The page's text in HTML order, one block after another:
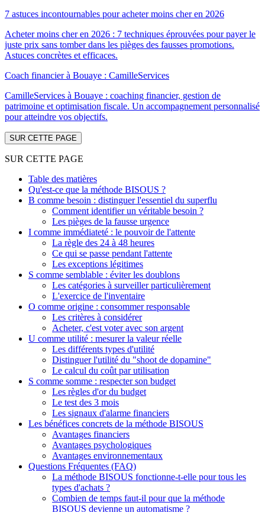
7 astuces incontournables pour acheter moins cher en 2026
Acheter moins cher en 2026 : 7 techniques éprouvées pour payer le
juste prix sans tomber dans les pièges des fausses promotions.
Astuces concrètes et efficaces.
Coach financier à Bouaye : CamilleServices
CamilleServices à Bouaye : coaching financier, gestion de
patrimoine et optimisation fiscale. Un accompagnement personnalisé
pour atteindre vos objectifs.
SUR CETTE PAGE
SUR CETTE PAGE
Table des matières
Qu'est-ce que la méthode BISOUS ?
B comme besoin : distinguer l'essentiel du superflu
Comment identifier un véritable besoin ?
Les pièges de la fausse urgence
I comme immédiateté : le pouvoir de l'attente
La règle des 24 à 48 heures
Ce qui se passe pendant l'attente
Les exceptions légitimes
S comme semblable : éviter les doublons
Les catégories à surveiller particulièrement
L'exercice de l'inventaire
O comme origine : consommer responsable
Les critères à considérer
Acheter, c'est voter avec son argent
U comme utilité : mesurer la valeur réelle
Les différents types d'utilité
Distinguer l'utilité du "shoot de dopamine"
Le calcul du coût par utilisation
S comme somme : respecter son budget
Les règles d'or du budget
Le test des 3 mois
Les signaux d'alarme financiers
Les bénéfices concrets de la méthode BISOUS
Avantages financiers
Avantages psychologiques
Avantages environnementaux
Questions Fréquentes (FAQ)
La méthode BISOUS fonctionne-t-elle pour tous les
types d'achats ?
Combien de temps faut-il pour que la méthode
BISOUS devienne un automatisme ?